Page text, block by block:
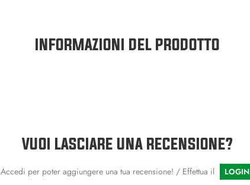
INFORMAZIONI DEL PRODOTTO
VUOI LASCIARE UNA RECENSIONE?
Accedi per poter aggiungere una tua recensione! / Effettua il LOGIN